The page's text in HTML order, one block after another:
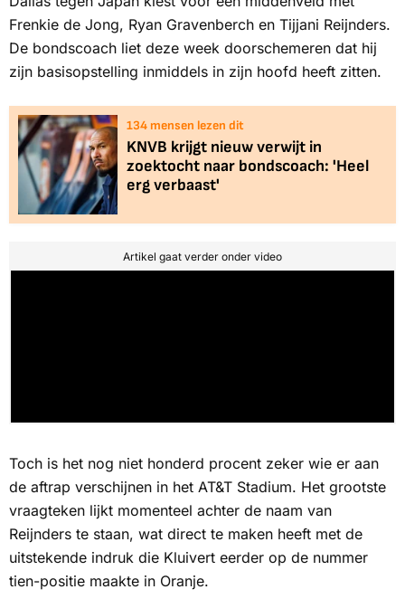
Frenkie de Jong, Ryan Gravenberch en Tijjani Reijnders.
De bondscoach liet deze week doorschemeren dat hij
zijn basisopstelling inmiddels in zijn hoofd heeft zitten.
134mensen lezen dit
KNVB krijgt nieuw verwijt in
zoektocht naar bondscoach: 'Heel
erg verbaast'
Artikel gaat verder onder video
Toch is het nog niet honderd procent zeker wie er aan
de aftrap verschijnen in het AT&T Stadium. Het grootste
vraagteken lijkt momenteel achter de naam van
Reijnders te staan, wat direct te maken heeft met de
uitstekende indruk die Kluivert eerder op de nummer
tien-positie maakte in Oranje.